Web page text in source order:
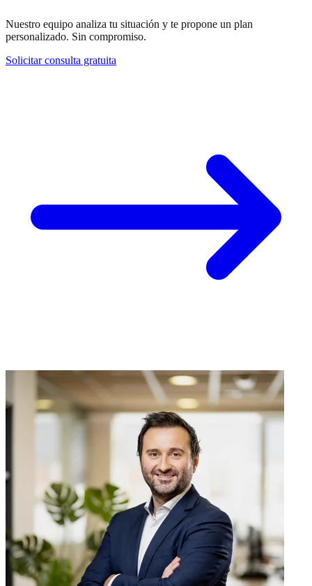
Nuestro equipo analiza tu situación y te propone un plan
personalizado. Sin compromiso.
Solicitar consulta gratuita